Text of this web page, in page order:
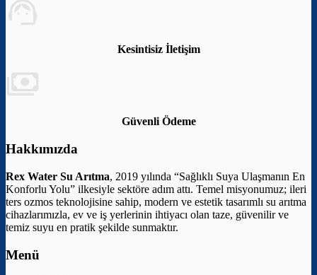
Kesintisiz İletişim
Güvenli Ödeme
Hakkımızda
Rex Water Su Arıtma, 2019 yılında “Sağlıklı Suya Ulaşmanın En
Konforlu Yolu” ilkesiyle sektöre adım attı. Temel misyonumuz; ileri
ters ozmos teknolojisine sahip, modern ve estetik tasarımlı su arıtma
cihazlarımızla, ev ve iş yerlerinin ihtiyacı olan taze, güvenilir ve
temiz suyu en pratik şekilde sunmaktır.
Menü